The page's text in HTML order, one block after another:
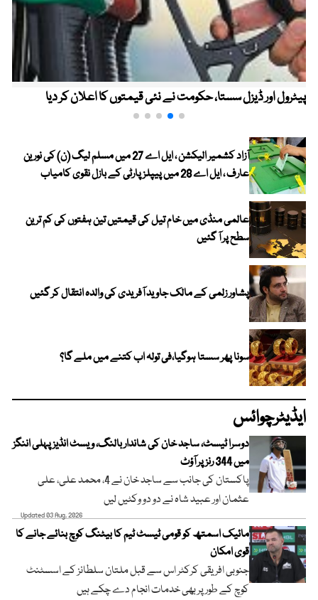
پیٹرول اور ڈیزل سستا، حکومت نے نئی قیمتوں کا اعلان کر دیا
آزاد کشمیر الیکشن ، ایل اے 27 میں مسلم لیگ (ن) کی نورین
عارف ، ایل اے 28 میں پیپلز پارٹی کے بازل نقوی کامیاب
عالمی منڈی میں خام تیل کی قیمتیں تین ہفتوں کی کم ترین
سطح پر آ گئیں
پشاور زلمی کے مالک جاوید آفریدی کی والدہ انتقال کر گئیں
سونا پھر سستا ہوگیا،فی تولہ اب کتنے میں ملے گا؟
ایڈیٹرچوائس
دوسرا ٹیسٹ، ساجد خان کی شاندار بالنگ، ویسٹ انڈیز پہلی اننگز
میں 344 رنز پر آؤٹ
پاکستان کی جانب سے ساجد خان نے 4، محمد علی، علی
عثمان اور عبید شاہ نے دو دو وکٹیں لیں
Updated 03 Aug, 2026
مائیک اسمتھ کو قومی ٹیسٹ ٹیم کا بیٹنگ کوچ بنائے جانے کا
قوی امکان
جنوبی افریقی کرکٹر اس سے قبل ملتان سلطانز کے اسسٹنٹ
کوچ کے طور پر بھی خدمات انجام دے چکے ہیں